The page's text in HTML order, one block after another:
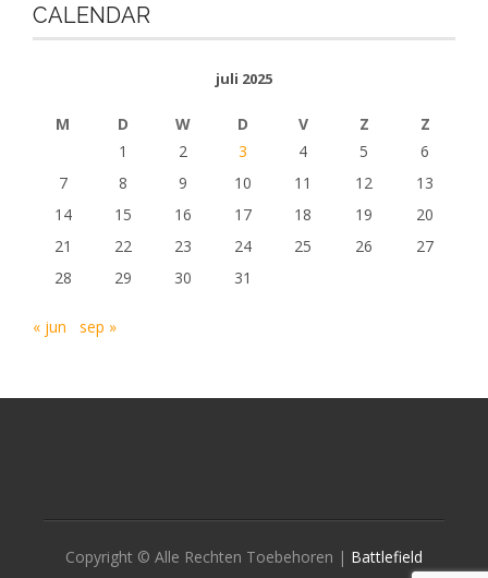
CALENDAR
juli 2025
M D W D V Z
Z
1
2 3 4 5
6
7
8 9 10 11 12
13
14
15 16 17 18 19
20
21
22 23 24 25 26
27
28
29 30 31
« jun sep »
Copyright © Alle Rechten Toebehoren | Battlefield